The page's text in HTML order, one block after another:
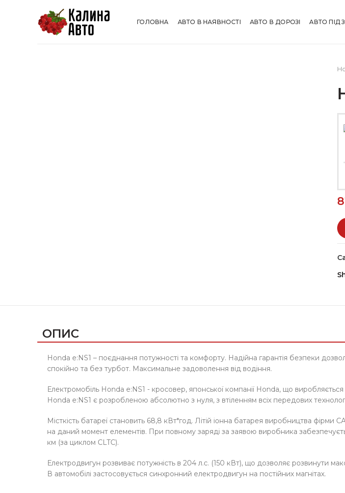
ГОЛОВНА АВТО В НАЯВНОСТІ АВТО В ДОРОЗІ АВТО ПІД
ОПИС
Honda e:NS1 – поєднання потужності та комфорту. Надійна гарантія безпеки
спокійно та без турбот. Максимальне задоволення від водіння.
Електромобіль Honda e:NS1 - кросовер, японської компанії Honda, що
Honda e:NS1 є розробленою абсолютно з нуля, з втіленням всіх передових
Місткість батареї становить 68,8 кВт*год. Літій іонна батарея виробництва фірми
на даний момент елементів. При повному заряді за заявою виробника
км (за циклом CLTC).
Електродвигун розвиває потужність в 204 л.с. (150 кВт), що дозволяє розвинути
В автомобілі застосовується синхронний електродвигун на постійних магнітах.